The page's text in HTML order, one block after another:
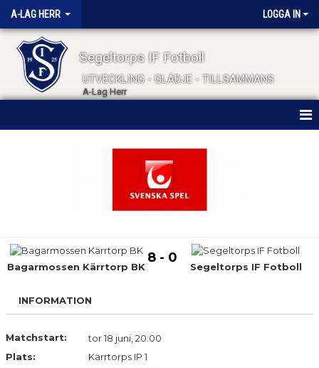
A-LAG HERR LOGGA IN
Segeltorps IF Fotboll
UTVECKLING - GLÄDJE - TILLSAMMANS
A-Lag Herr
TRUPPEN
BILDGALLERI
KONTAKT
Bagarmossen Kärrtorp BK
8 - 0
Segeltorps IF Fotboll
INFORMATION
Matchstart:
tor 18 juni, 20:00
Plats:
Kärrtorps IP 1